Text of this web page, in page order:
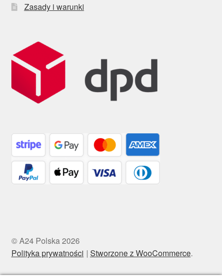
Zasady i warunki
© A24 Polska 2026
Polityka prywatności
Stworzone z WooCommerce.